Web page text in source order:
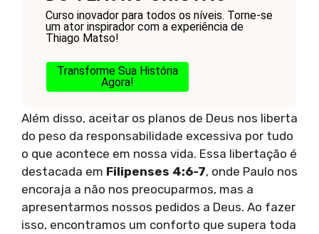
Curso inovador para todos os níveis. Torne-se
um ator inspirador com a experiência de
Thiago Matso!
Transforme Sua História
Agora!
Além disso, aceitar os planos de Deus nos liberta
do peso da responsabilidade excessiva por tudo
o que acontece em nossa vida. Essa libertação é
destacada em Filipenses 4:6-7, onde Paulo nos
encoraja a não nos preocuparmos, mas a
apresentarmos nossos pedidos a Deus. Ao fazer
isso, encontramos um conforto que supera toda